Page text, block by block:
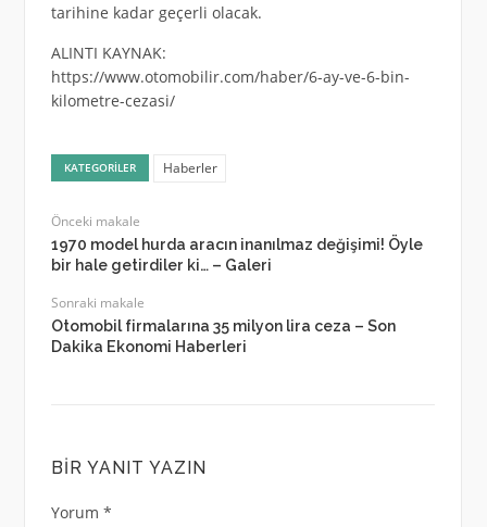
tarihine kadar geçerli olacak.
ALINTI KAYNAK:
https://www.otomobilir.com/haber/6-ay-ve-6-bin-
kilometre-cezasi/
KATEGORILER Haberler
Önceki makale
1970 model hurda aracın inanılmaz değişimi! Öyle
bir hale getirdiler ki… – Galeri
Sonraki makale
Otomobil firmalarına 35 milyon lira ceza – Son
Dakika Ekonomi Haberleri
BIR YANIT YAZIN
Yorum *